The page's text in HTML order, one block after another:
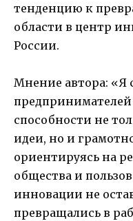
тенденцию к
области в центр
России.
Мнение автора: «Я
предпринимателей
способности не
идеи, но и
ориентируясь на
общества и
инновации не
превращались в